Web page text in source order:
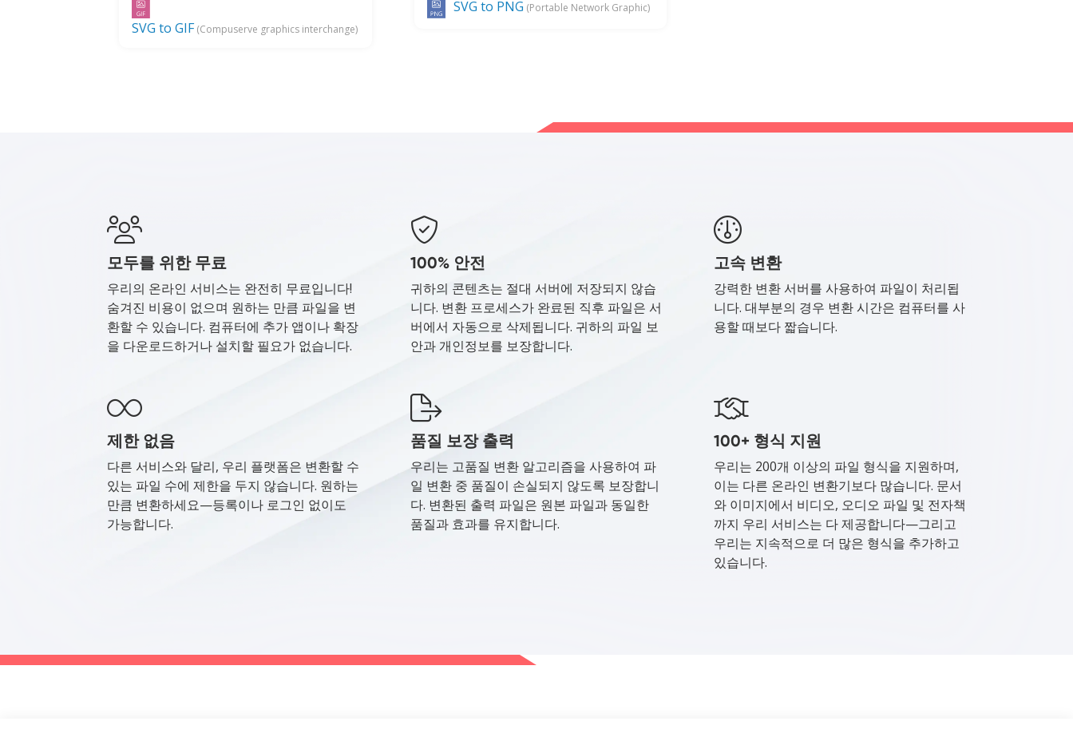
SVG to GIF (Compuserve graphics interchange)
SVG to PNG (Portable Network Graphic)
모두를 위한 무료
우리의 온라인 서비스는 완전히 무료입니다!
숨겨진 비용이 없으며 원하는 만큼 파일을 변
환할 수 있습니다. 컴퓨터에 추가 앱이나 확장
을 다운로드하거나 설치할 필요가 없습니다.
100% 안전
귀하의 콘텐츠는 절대 서버에 저장되지 않습
니다. 변환 프로세스가 완료된 직후 파일은 서
버에서 자동으로 삭제됩니다. 귀하의 파일 보
안과 개인정보를 보장합니다.
고속 변환
강력한 변환 서버를 사용하여 파일이 처리됩
니다. 대부분의 경우 변환 시간은 컴퓨터를 사
용할 때보다 짧습니다.
제한 없음
다른 서비스와 달리, 우리 플랫폼은 변환할 수
있는 파일 수에 제한을 두지 않습니다. 원하는
만큼 변환하세요—등록이나 로그인 없이도
가능합니다.
품질 보장 출력
우리는 고품질 변환 알고리즘을 사용하여 파
일 변환 중 품질이 손실되지 않도록 보장합니
다. 변환된 출력 파일은 원본 파일과 동일한
품질과 효과를 유지합니다.
100+ 형식 지원
우리는 200개 이상의 파일 형식을 지원하며,
이는 다른 온라인 변환기보다 많습니다. 문서
와 이미지에서 비디오, 오디오 파일 및 전자책
까지 우리 서비스는 다 제공합니다—그리고
우리는 지속적으로 더 많은 형식을 추가하고
있습니다.